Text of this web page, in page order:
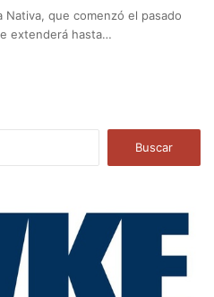
Nativa, que comenzó el pasado
extenderá hasta…
a